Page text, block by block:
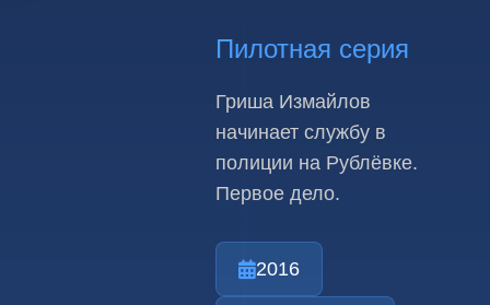
Пилотная серия
Гриша Измайлов
начинает службу в
полиции на Рублёвке.
Первое дело.
2016